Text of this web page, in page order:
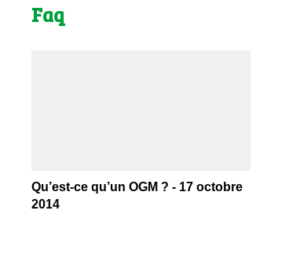
Faq
Qu’est-ce qu’un OGM ? - 17 octobre
2014